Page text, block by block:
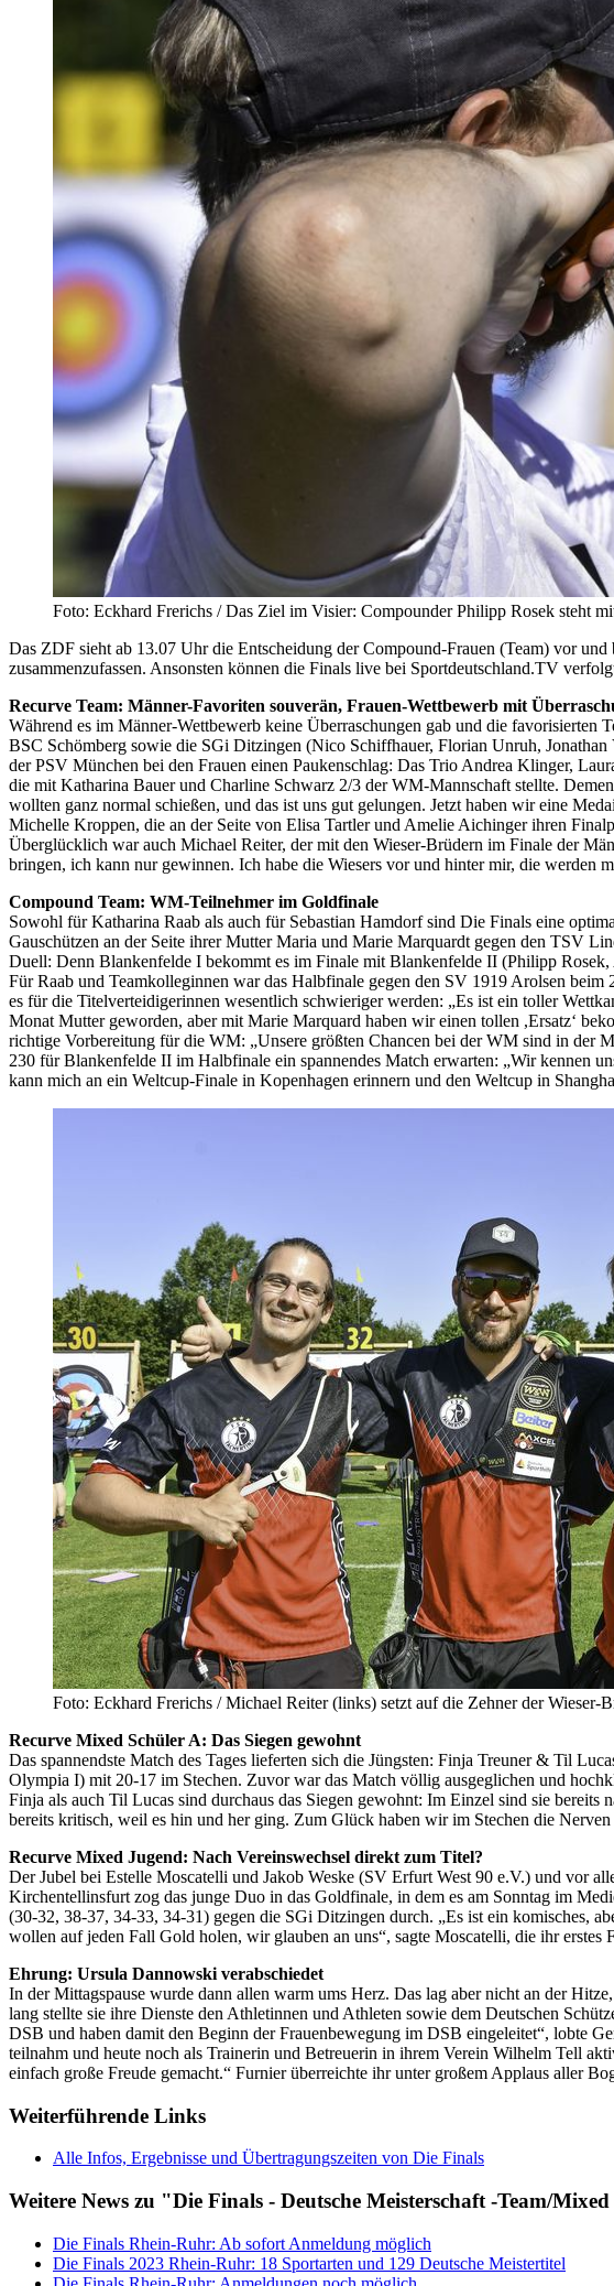
Foto: Eckhard Frerichs / Das Ziel im Visier: Compounder Philipp Rosek steht
Das ZDF sieht ab 13.07 Uhr die Entscheidung der Compound-Frauen (Team) vor
zusammenzufassen. Ansonsten können die Finals live bei Sportdeutschland.TV
Recurve Team: Männer-Favoriten souverän, Frauen-Wettbewerb mit
Während es im Männer-Wettbewerb keine Überraschungen gab und die
BSC Schömberg sowie die SGi Ditzingen (Nico Schiffhauer, Florian Unruh,
der PSV München bei den Frauen einen Paukenschlag: Das Trio Andrea Klinger,
die mit Katharina Bauer und Charline Schwarz 2/3 der WM-Mannschaft stellte.
wollten ganz normal schießen, und das ist uns gut gelungen. Jetzt haben wir eine
Michelle Kroppen, die an der Seite von Elisa Tartler und Amelie Aichinger ihren
Überglücklich war auch Michael Reiter, der mit den Wieser-Brüdern im Finale der
bringen, ich kann nur gewinnen. Ich habe die Wiesers vor und hinter mir, die werden
Compound Team: WM-Teilnehmer im Goldfinale
Sowohl für Katharina Raab als auch für Sebastian Hamdorf sind Die Finals eine
Gauschützen an der Seite ihrer Mutter Maria und Marie Marquardt gegen den TSV
Duell: Denn Blankenfelde I bekommt es im Finale mit Blankenfelde II (Philipp
Für Raab und Teamkolleginnen war das Halbfinale gegen den SV 1919 Arolsen
es für die Titelverteidigerinnen wesentlich schwieriger werden: „Es ist ein toller
Monat Mutter geworden, aber mit Marie Marquard haben wir einen tollen ,Ersatz‘
richtige Vorbereitung für die WM: „Unsere größten Chancen bei der WM sind in der
230 für Blankenfelde II im Halbfinale ein spannendes Match erwarten: „Wir kennen
kann mich an ein Weltcup-Finale in Kopenhagen erinnern und den Weltcup in
Foto: Eckhard Frerichs / Michael Reiter (links) setzt auf die Zehner der
Recurve Mixed Schüler A: Das Siegen gewohnt
Das spannendste Match des Tages lieferten sich die Jüngsten: Finja Treuner & Til
Olympia I) mit 20-17 im Stechen. Zuvor war das Match völlig ausgeglichen und
Finja als auch Til Lucas sind durchaus das Siegen gewohnt: Im Einzel sind sie
bereits kritisch, weil es hin und her ging. Zum Glück haben wir im Stechen die
Recurve Mixed Jugend: Nach Vereinswechsel direkt zum Titel?
Der Jubel bei Estelle Moscatelli und Jakob Weske (SV Erfurt West 90 e.V.) und vor
Kirchentellinsfurt zog das junge Duo in das Goldfinale, in dem es am Sonntag im
(30-32, 38-37, 34-33, 34-31) gegen die SGi Ditzingen durch. „Es ist ein komisches,
wollen auf jeden Fall Gold holen, wir glauben an uns“, sagte Moscatelli, die ihr
Ehrung: Ursula Dannowski verabschiedet
In der Mittagspause wurde dann allen warm ums Herz. Das lag aber nicht an der
lang stellte sie ihre Dienste den Athletinnen und Athleten sowie dem Deutschen
DSB und haben damit den Beginn der Frauenbewegung im DSB eingeleitet“, lobte
teilnahm und heute noch als Trainerin und Betreuerin in ihrem Verein Wilhelm Tell
einfach große Freude gemacht.“ Furnier überreichte ihr unter großem Applaus aller
Weiterführende Links
Alle Infos, Ergebnisse und Übertragungszeiten von Die Finals
Weitere News zu "Die Finals - Deutsche Meisterschaft -Team/
Die Finals Rhein-Ruhr: Ab sofort Anmeldung möglich
Die Finals 2023 Rhein-Ruhr: 18 Sportarten und 129 Deutsche Meistertitel